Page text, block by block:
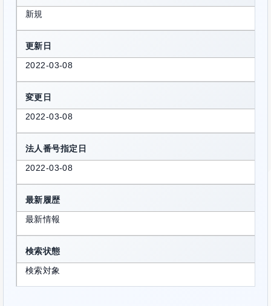
新規
更新日
2022-03-08
変更日
2022-03-08
法人番号指定日
2022-03-08
最新履歴
最新情報
検索状態
検索対象